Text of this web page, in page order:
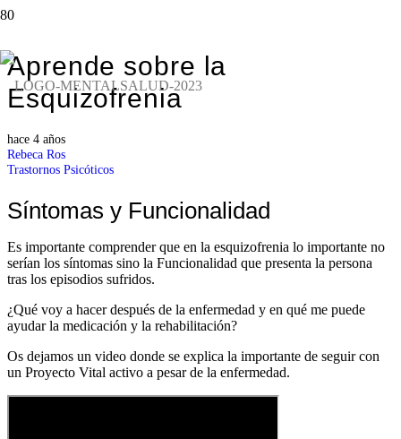
Aprende sobre la
Esquizofrenia
hace 4 años
Rebeca Ros
Trastornos Psicóticos
Síntomas y Funcionalidad
Es importante comprender que en la esquizofrenia lo importante no
serían los síntomas sino la Funcionalidad que presenta la persona
tras los episodios sufridos.
¿Qué voy a hacer después de la enfermedad y en qué me puede
ayudar la medicación y la rehabilitación?
Os dejamos un video donde se explica la importante de seguir con
un Proyecto Vital activo a pesar de la enfermedad.